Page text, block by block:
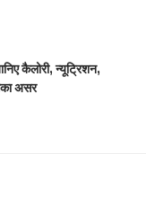
कैलोरी, न्यूट्रिशन,
असर